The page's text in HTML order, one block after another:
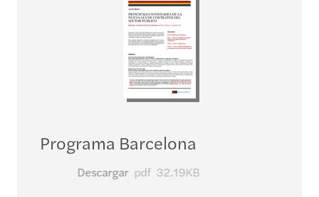
Programa Barcelona
Descargar pdf 32.19KB